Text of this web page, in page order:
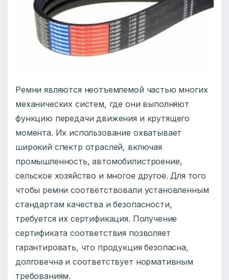
Ремни являются неотъемлемой частью многих
механических систем, где они выполняют
функцию передачи движения и крутящего
момента. Их использование охватывает
широкий спектр отраслей, включая
промышленность, автомобилистроение,
сельское хозяйство и многое другое. Для того
чтобы ремни соответствовали установленным
стандартам качества и безопасности,
требуется их сертификация. Получение
сертификата соответствия позволяет
гарантировать, что продукция безопасна,
долговечна и соответствует нормативным
требованиям.